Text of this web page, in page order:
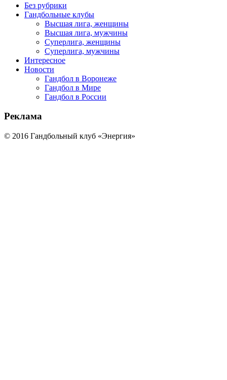
Без рубрики
Гандбольные клубы
Высшая лига, женщины
Высшая лига, мужчины
Суперлига, женщины
Суперлига, мужчины
Интересное
Новости
Гандбол в Воронеже
Гандбол в Мире
Гандбол в России
Реклама
© 2016 Гандбольный клуб «Энергия»